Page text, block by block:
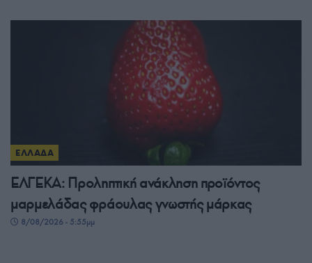
ΕΛΛΑΔΑ
ΕΛΓΕΚΑ: Προληπτική ανάκληση προϊόντος
μαρμελάδας φράουλας γνωστής μάρκας
8/08/2026 - 5:55μμ